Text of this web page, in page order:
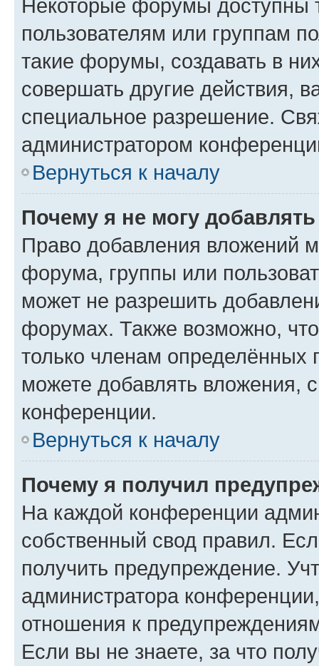
Некоторые форумы доступны
пользователям или группам
такие форумы, создавать в
совершать другие действия,
специальное разрешение.
администратором
Вернуться к началу
Почему я не могу
Право добавления вложений
форума, группы или
может не разрешить
форумах. Также возможно,
только членам определённых
можете добавлять вложения,
конференции.
Вернуться к началу
Почему я получил
На каждой конференции
собственный свод правил.
получить предупреждение.
администратора
отношения к
Если вы не знаете, за что